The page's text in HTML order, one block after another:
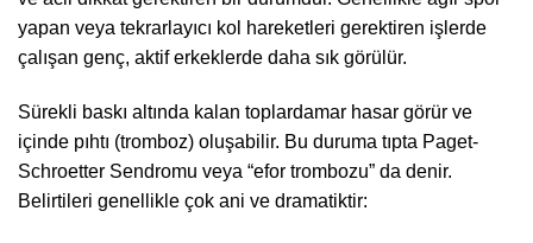
yapan veya tekrarlayıcı kol hareketleri gerektiren işlerde
çalışan genç, aktif erkeklerde daha sık görülür.
Sürekli baskı altında kalan toplardamar hasar görür ve
içinde pıhtı (tromboz) oluşabilir. Bu duruma tıpta Paget-
Schroetter Sendromu veya “efor trombozu” da denir.
Belirtileri genellikle çok ani ve dramatiktir: